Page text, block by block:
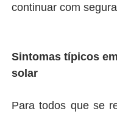
continuar com
Sintomas típicos
solar
Para todos que se